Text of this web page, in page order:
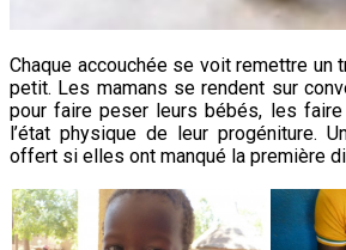
Chaque accouchée se voit remettre un
petit. Les mamans se rendent sur
pour faire peser leurs bébés, les faire
l’état physique de leur progéniture.
offert si elles ont manqué la première